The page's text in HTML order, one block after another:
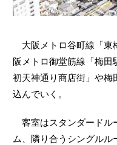
大阪メトロ谷町線「東
阪メトロ御堂筋線「梅
初天神通り商店街」や梅
込んでいく。
客室はスタンダードル
ム、隣り合うシングル